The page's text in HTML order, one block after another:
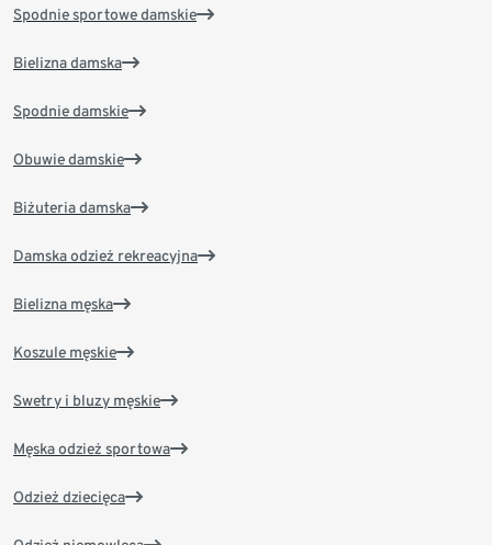
Spodnie sportowe damskie
Bielizna damska
Spodnie damskie
Obuwie damskie
Biżuteria damska
Damska odzież rekreacyjna
Bielizna męska
Koszule męskie
Swetry i bluzy męskie
Męska odzież sportowa
Odzież dziecięca